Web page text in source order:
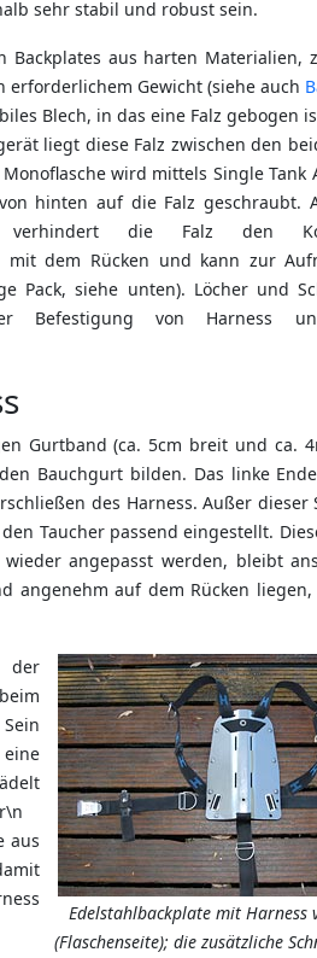
sehr stabil und robust sein.
Backplates aus harten Materialien,
erforderlichem Gewicht (siehe auch
Blech, in das eine Falz gebogen
liegt diese Falz zwischen den
wird mittels Single Tank
hinten auf die Falz geschraubt.
die Falz den
mit dem Rücken und kann zur
Pack, siehe unten). Löcher und
Befestigung von Harness
Gurtband (ca. 5cm breit und ca.
Bauchgurt bilden. Das linke
des Harness. Außer dieser
Taucher passend eingestellt.
angepasst werden, bleibt
angenehm auf dem Rücken
Edelstahlbackplate mit Harness
(Flaschenseite); die zusätzliche
der
aus